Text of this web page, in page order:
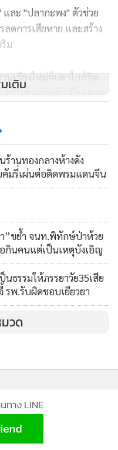
หรือเกิดอุบัติเหตุกับรถที่
ม่พร้อมที่จะรับผิดชอบ
จะมีการประเมินผลและ
ว่าสมควรจะดำเนินการ
และ "ปลากะพง" ตัวช่วย
ลดการเสียหาย และสร้าง
ม
นเชียงใหม่จับตาใกล้ชิด
ำปิงช่วงผ่านตัวเมือง คาด
ชียงใหม่ปรับคุณภาพน้ำ
ยมพร้อมเล่นสงกรานต์-
การดูแล นทท.เต็มที่
เติม
านทองกลางห้างดัง
คัมรี่เผ่นต่อติดพรมแดนจีน
ขย้ำ จนท.พิทักษ์ป่าห้วย
กินคนแต่เป็นเหตุบังเอิญ
ธรรมให้ภรรยาวัย35เสีย
รพ.รับผิดชอบเยียวยา
วด
ทาง LINE